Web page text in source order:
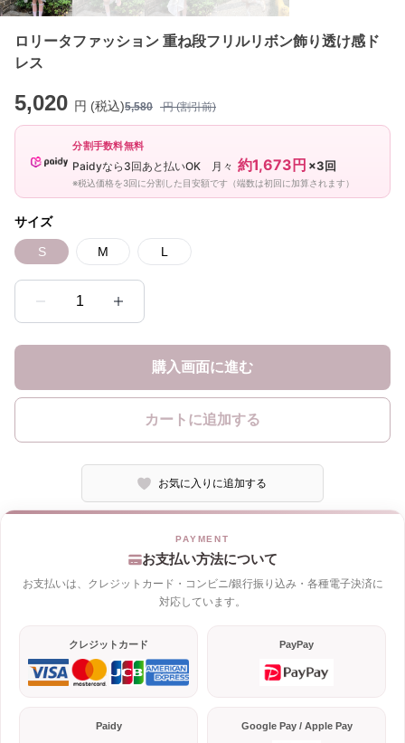
ロリータファッション 重ね段フリルリボン飾り透け感ド
レス
5,020 円 (税込)5,580 円 (割引前)
分割手数料無料
Paidyなら3回あと払いOK 月々 約1,673円 ×3回
※税込価格を3回に分割した目安額です（端数は初回に加算されます）
サイズ
S M L
1
購入画面に進む
カートに追加する
お気に入りに追加する
お支払い方法について
お支払いは、クレジットカード・コンビニ/銀行振り込み・各種電子決済に
対応しています。
クレジットカード PayPay
Paidy Google Pay / Apple Pay